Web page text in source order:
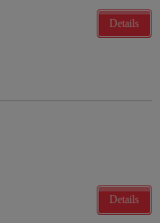
Details
Details